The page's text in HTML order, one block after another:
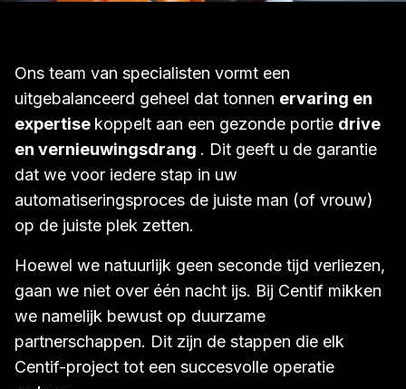
Ons team van specialisten vormt een
uitgebalanceerd geheel dat tonnen ervaring en
expertise koppelt aan een gezonde portie drive
en vernieuwingsdrang . Dit geeft u de garantie
dat we voor iedere stap in uw
automatiseringsproces de juiste man (of vrouw)
op de juiste plek zetten.
Hoewel we natuurlijk geen seconde tijd verliezen,
gaan we niet over één nacht ijs. Bij Centif mikken
we namelijk bewust op duurzame
partnerschappen. Dit zijn de stappen die elk
Centif-project tot een succesvolle operatie